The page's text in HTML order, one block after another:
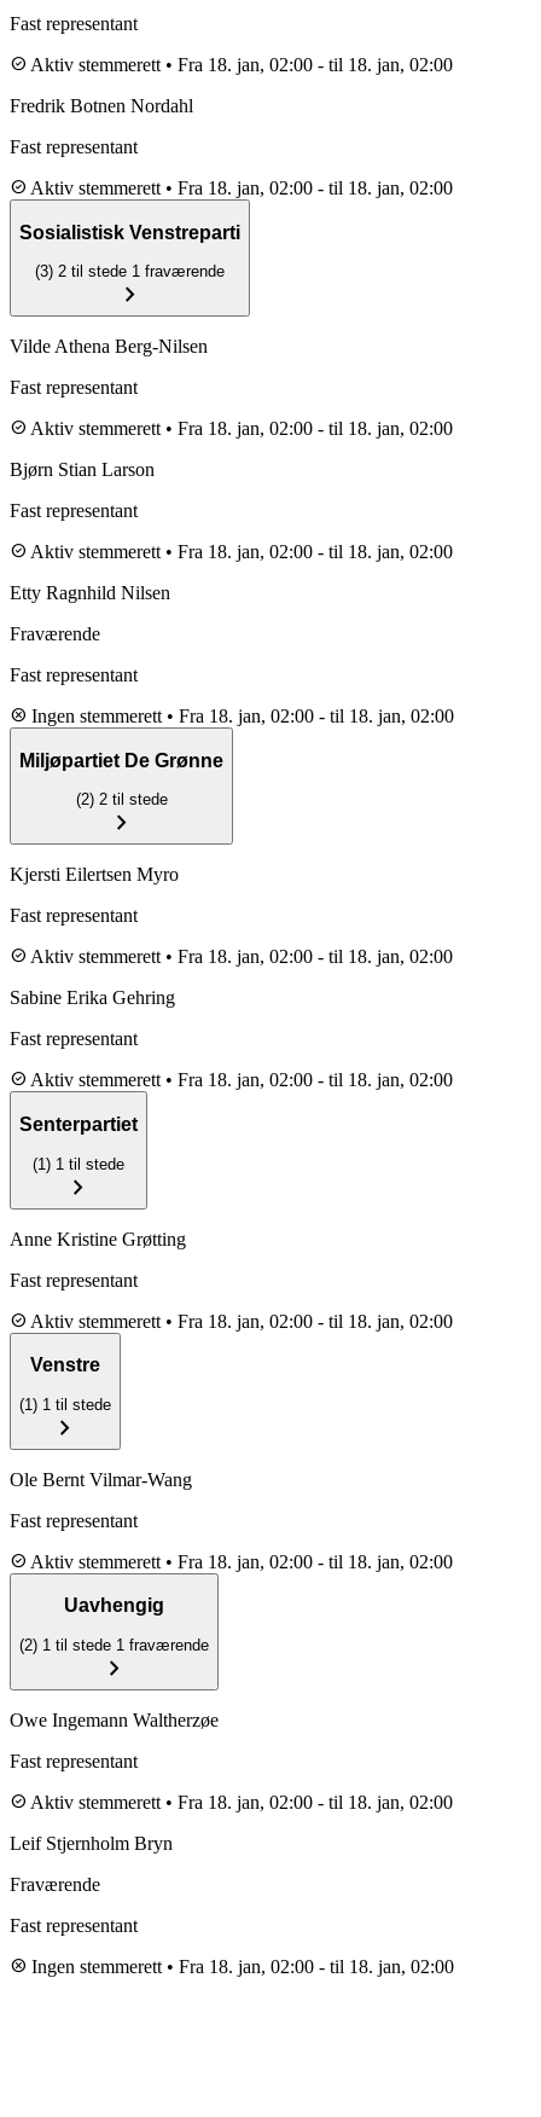
Fast representant
check_circle Aktiv stemmerett • Fra 18. jan, 02:00 - til 18. jan, 02:00
Fredrik Botnen Nordahl
Fast representant
check_circle Aktiv stemmerett • Fra 18. jan, 02:00 - til 18. jan, 02:00
Sosialistisk Venstreparti
(3) 2 til stede 1 fraværende
chevron_right
Vilde Athena Berg-Nilsen
Fast representant
check_circle Aktiv stemmerett • Fra 18. jan, 02:00 - til 18. jan, 02:00
Bjørn Stian Larson
Fast representant
check_circle Aktiv stemmerett • Fra 18. jan, 02:00 - til 18. jan, 02:00
Etty Ragnhild Nilsen
Fraværende
Fast representant
cancel Ingen stemmerett • Fra 18. jan, 02:00 - til 18. jan, 02:00
Miljøpartiet De Grønne
(2) 2 til stede
chevron_right
Kjersti Eilertsen Myro
Fast representant
check_circle Aktiv stemmerett • Fra 18. jan, 02:00 - til 18. jan, 02:00
Sabine Erika Gehring
Fast representant
check_circle Aktiv stemmerett • Fra 18. jan, 02:00 - til 18. jan, 02:00
Senterpartiet
(1) 1 til stede
chevron_right
Anne Kristine Grøtting
Fast representant
check_circle Aktiv stemmerett • Fra 18. jan, 02:00 - til 18. jan, 02:00
Venstre
(1) 1 til stede
chevron_right
Ole Bernt Vilmar-Wang
Fast representant
check_circle Aktiv stemmerett • Fra 18. jan, 02:00 - til 18. jan, 02:00
Uavhengig
(2) 1 til stede 1 fraværende
chevron_right
Owe Ingemann Waltherzøe
Fast representant
check_circle Aktiv stemmerett • Fra 18. jan, 02:00 - til 18. jan, 02:00
Leif Stjernholm Bryn
Fraværende
Fast representant
cancel Ingen stemmerett • Fra 18. jan, 02:00 - til 18. jan, 02:00